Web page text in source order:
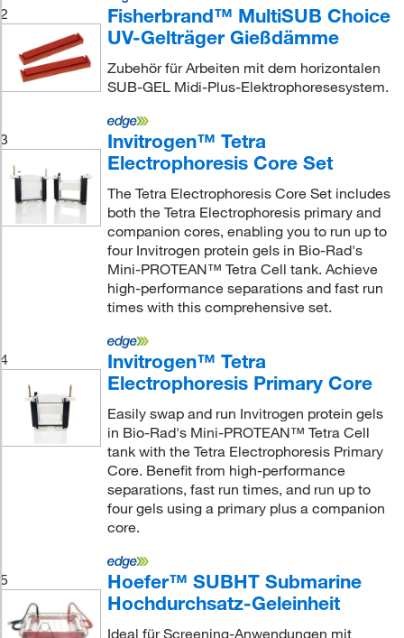
2
Fisherbrand™ MultiSUB Choice
UV-Gelträger Gießdämme
Zubehör für Arbeiten mit dem horizontalen
SUB-GEL Midi-Plus-Elektrophoresesystem.
3
Invitrogen™ Tetra
Electrophoresis Core Set
The Tetra Electrophoresis Core Set includes
both the Tetra Electrophoresis primary and
companion cores, enabling you to run up to
four Invitrogen protein gels in Bio-Rad's
Mini-PROTEAN™ Tetra Cell tank. Achieve
high-performance separations and fast run
times with this comprehensive set.
4
Invitrogen™ Tetra
Electrophoresis Primary Core
Easily swap and run Invitrogen protein gels
in Bio-Rad's Mini-PROTEAN™ Tetra Cell
tank with the Tetra Electrophoresis Primary
Core. Benefit from high-performance
separations, fast run times, and run up to
four gels using a primary plus a companion
core.
5
Hoefer™ SUBHT Submarine
Hochdurchsatz-Geleinheit
Ideal für Screening-Anwendungen mit